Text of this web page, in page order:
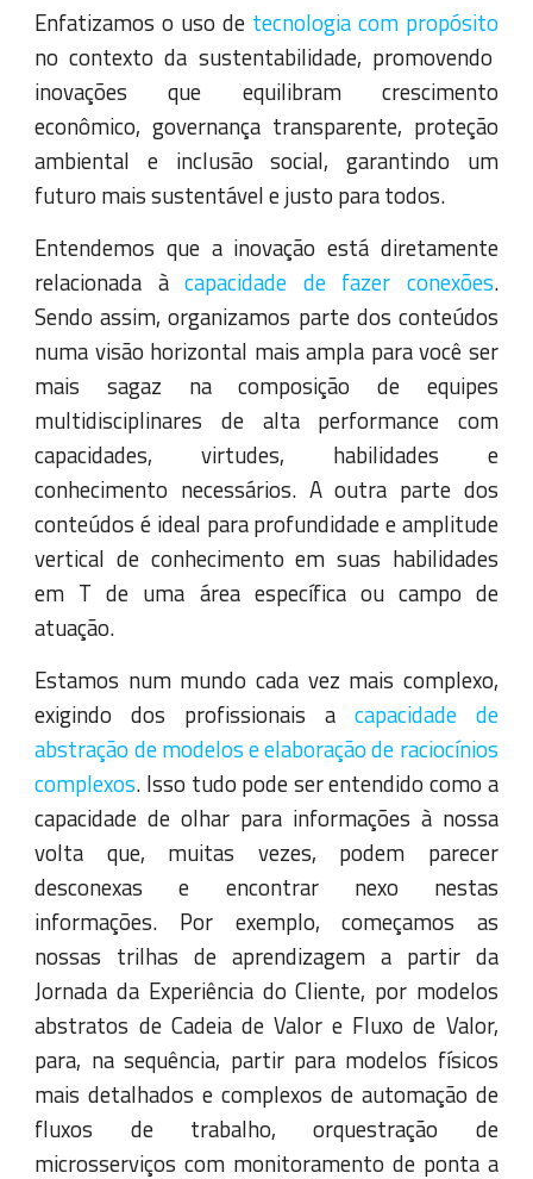
Enfatizamos o uso de tecnologia com propósito
no contexto da sustentabilidade, promovendo
inovações que equilibram crescimento
econômico, governança transparente, proteção
ambiental e inclusão social, garantindo um
futuro mais sustentável e justo para todos.
Entendemos que a inovação está diretamente
relacionada àcapacidade de fazer conexões.
Sendo assim, organizamos parte dos conteúdos
numa visão horizontal mais ampla para você ser
mais sagaz na composição de equipes
multidisciplinares de alta performance com
capacidades, virtudes, habilidades e
conhecimento necessários. A outra parte dos
conteúdos é ideal para profundidade e amplitude
vertical de conhecimento em suas habilidades
em T de uma área específica ou campo de
atuação.
Estamos num mundo cada vez mais complexo,
exigindo dos profissionais a capacidade de
abstração de modelos e elaboração de raciocínios
complexos. Isso tudo pode ser entendido como a
capacidade de olhar para informações à nossa
volta que, muitas vezes, podem parecer
desconexas e encontrar nexo nestas
informações. Por exemplo, começamos as
nossas trilhas de aprendizagem a partir da
Jornada da Experiência do Cliente, por modelos
abstratos de Cadeia de Valor e Fluxo de Valor,
para, na sequência, partir para modelos físicos
mais detalhados e complexos de automação de
fluxos de trabalho, orquestração de
microsserviços com monitoramento de ponta a